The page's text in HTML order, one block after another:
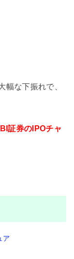
幅な下振れで、
証券のIPOチャ
ア